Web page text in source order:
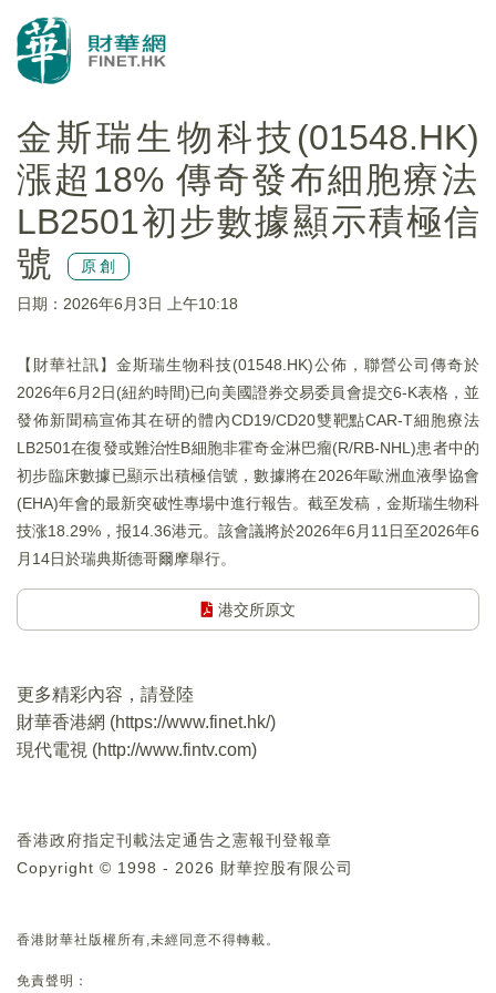
金斯瑞生物科技(01548.HK)
漲超18% 傳奇發布細胞療法​
LB2501初步數據顯示積極信
號
原創
日期：2026年6月3日 上午10:18
【財華社訊】金斯瑞生物科技(01548.HK)公佈，聯營公司傳奇於
2026年6月2日(紐約時間)已向美國證券交易委員會提交6-K表格，並
發佈新聞稿宣佈其在研的體內CD19/CD20雙靶點CAR-T細胞療法
LB2501在復發或難治性B細胞非霍奇金淋巴瘤(R/RB-NHL)患者中的
初步臨床數據已顯示出積極信號，數據將在2026年歐洲血液學協會
(EHA)年會的最新突破性專場中進行報告。截至发稿，金斯瑞生物科
技涨18.29%，报14.36港元。該會議將於2026年6月11日至2026年6
月14日於瑞典斯德哥爾摩舉行。
港交所原文
更多精彩內容，請登陸
財華香港網 (https://www.finet.hk/)
現代電視 (http://www.fintv.com)
香港政府指定刊載法定通告之憲報刊登報章
Copyright © 1998 - 2026 財華控股有限公司
香港財華社版權所有,未經同意不得轉載。
免責聲明：